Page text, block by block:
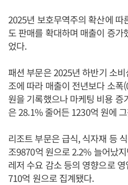
2025년 보호무역주의 확산에 따
도 판매를 확대하며 매출이 증
었다.
패션 부문은 2025년 하반기 소
조에 따라 매출이 전년보다 소
원을 기록했으나 마케팅 비용 증
은 28.1% 줄어든 1230억 원에
리조트 부문은 급식, 식자재 등
조9870억 원으로 2.2% 늘어났
레저 수요 감소 등의 영향으로
710억 원으로 집계됐다.